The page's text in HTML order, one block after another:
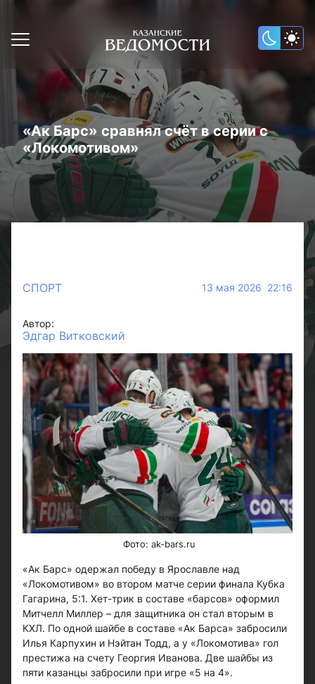
«Ак Барс» сравнял счёт в серии с
«Локомотивом»
СПОРТ 13 мая 2026 22:16
Автор:
Эдгар Витковский
Фото: ak-bars.ru
«Ак Барс» одержал победу в Ярославле над
«Локомотивом» во втором матче серии финала Кубка
Гагарина, 5:1. Хет-трик в составе «барсов» оформил
Митчелл Миллер – для защитника он стал вторым в
КХЛ. По одной шайбе в составе «Ак Барса» забросили
Илья Карпухин и Нэйтан Тодд, а у «Локомотива» гол
престижа на счету Георгия Иванова. Две шайбы из
пяти казанцы забросили при игре «5 на 4».